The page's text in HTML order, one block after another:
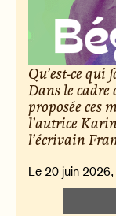
Qu’est-ce qui
Dans le cadre
proposée ces
l’autrice
l’écrivain
Le 20 juin